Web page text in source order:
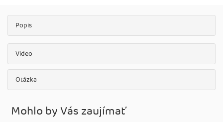
Popis
Video
Otázka
Mohlo by Vás zaujímať